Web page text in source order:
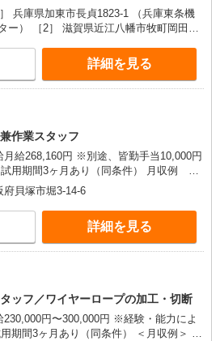
件） 〈月収例〉 260,000円以上
：残業・皆勤手当含む ［3］ 月給
円〜270,000円 ※経験・能力による ※別
リーダー手当あり 〈月収例〉 勤務年
円 （20日勤務、残業20h分含む）
］ 兵庫県加東市長貞1823-1 （兵庫東条機
ー） ［2］ 滋賀県近江八幡市牧町岡田
（大阪第2機材センター）
詳細を見る
作業スタッフ
月給268,160円 ※別途、皆勤手当10,000円
期間3ヶ月あり（同条件） 月収例 ※
作業員（ドライバー） 318,160円（運転者
勤手当など諸手当含む）
府貝塚市堀3-14-6
詳細を見る
ッフ／ワイヤーロープの加工・切断
230,000円〜300,000円 ※経験・能力によ
間3ヶ月あり（同条件） ＜月収例＞ 5